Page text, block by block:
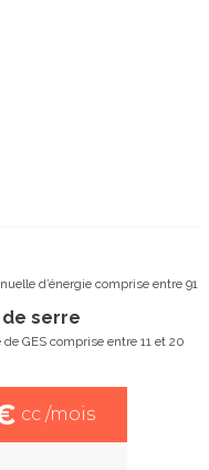
d’énergie comprise entre 91
de serre
GES comprise entre 11 et 20
cc /mois